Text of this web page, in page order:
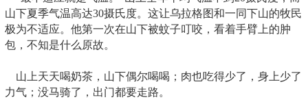
山下夏季气温高达30摄氏度。这让乌拉格图和一同下山的牧民
极为不适应。他第一次在山下被蚊子叮咬，看着手臂上的肿
包，不知是什么原故。
山上天天喝奶茶，山下偶尔喝喝；肉也吃得少了，身上少了
力气；没马骑了，出门都要走路。